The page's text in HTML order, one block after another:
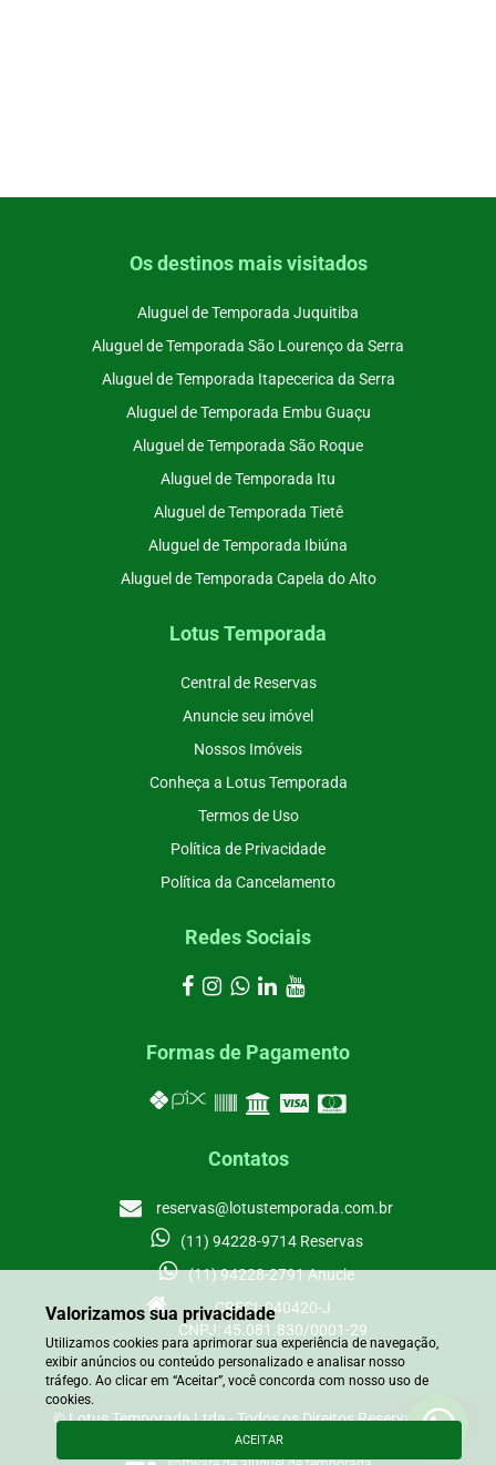
Os destinos mais visitados
Aluguel de Temporada Juquitiba
Aluguel de Temporada São Lourenço da Serra
Aluguel de Temporada Itapecerica da Serra
Aluguel de Temporada Embu Guaçu
Aluguel de Temporada São Roque
Aluguel de Temporada Itu
Aluguel de Temporada Tietê
Aluguel de Temporada Ibiúna
Aluguel de Temporada Capela do Alto
Lotus Temporada
Central de Reservas
Anuncie seu imóvel
Nossos Imóveis
Conheça a Lotus Temporada
Termos de Uso
Política de Privacidade
Política da Cancelamento
Redes Sociais
Formas de Pagamento
Contatos
reservas@lotustemporada.com.br
(11) 94228-9714 Reservas
(11) 94228-2791 Anucie
CRECI: 040420-J
CNPJ: 45.081.830/0001-29
© Lotus Temporada Ltda - Todos os Direitos Reservados.
powered by stays.net
Valorizamos sua privacidade
Utilizamos cookies para aprimorar sua experiência de navegação,
exibir anúncios ou conteúdo personalizado e analisar nosso
tráfego. Ao clicar em “Aceitar”, você concorda com nosso uso de
cookies.
ACEITAR